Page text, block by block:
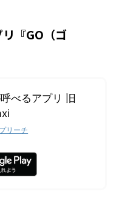
『GO（ゴ
べるアプリ 旧
リーチ